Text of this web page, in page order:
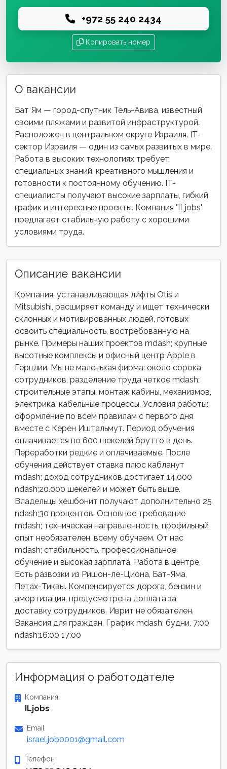
+972 55 240 2434
Копировать номер
О вакансии
Бат Ям — город-спутник Тель-Авива, известный
своими пляжами и развитой инфраструктурой.
Расположен в центральном округе Израиля. IT-
сектор Израиля — один из самых развитых в мире.
Работа в высоких технологиях требует
специальных знаний, креативного мышления и
готовности к постоянному обучению. IT-
специалисты получают высокие зарплаты, гибкий
график и интересные проекты. Компания "ILjobs"
предлагает стабильную работу с хорошими
условиями труда.
Описание вакансии
Компания, устанавливающая лифты Otis и
Mitsubishi, расширяет команду и ищет технически
склонных и мотивированных людей, готовых
освоить специальность, востребованную на
рынке. Примеры наших проектов mdash; крупные
высотные комплексы и офисный центр Apple в
Герцлии. Мы не маленькая фирма: около сорока
сотрудников, разделение труда четкое mdash;
строительные этапы, монтаж кабины, механизмов,
электрика, кабельные процессы. Условия работы:
оформление по всем правилам с первого дня
вместе с Керен Иштальмут. Период обучения
оплачивается по 600 шекелей брутто в день.
Переработки редкие и оплачиваемые. После
обучения действует ставка плюс кабланут
mdash; доход сотрудников достигает 14.000
ndash;20.000 шекелей и может быть выше.
Владельцы хешбонит получают дополнительно 25
ndash;30 процентов. Основное требование
mdash; техническая направленность, профильный
опыт необязателен, всему обучаем. От нас
mdash; стабильность, профессиональное
обучение и высокая зарплата. Работа в центре.
Есть развозки из Ришон-ле-Циона, Бат-Яма,
Петах-Тиквы. Компенсируется дорога, бензин и
амортизация, предусмотрена доплата за
доставку сотрудников. Иврит не обязателен.
Вакансия для граждан. График mdash; будни, 7:00
ndash;16:00 17:00
Информация о работодателе
Компания
ILjobs
Email
israel.job0001@gmail.com
Телефон